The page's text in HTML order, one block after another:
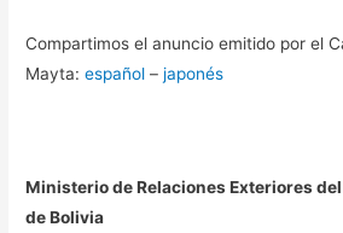
Compartimos el anuncio emitido por el
Mayta:español–japonés
Ministerio de Relaciones Exteriores
de Bolivia